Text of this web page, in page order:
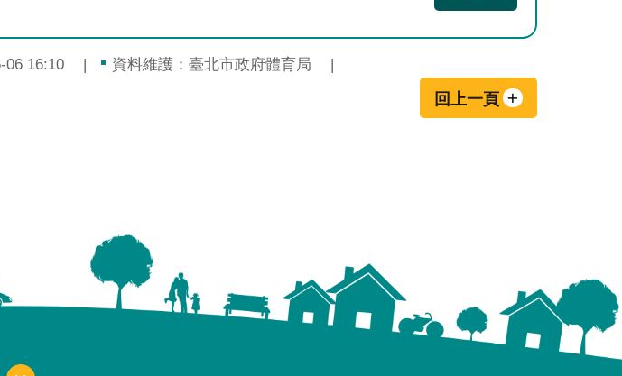
06 16:10 資料維護：臺北市政府體育局
回上一頁